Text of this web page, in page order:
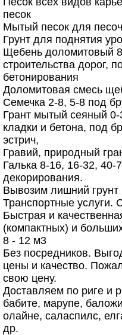
песок
Мытый песок для
Грунт для поднятия
Щебень доломитовый
строительства дорог,
бетонирования
Доломитовая смесь
Семечка 2-8, 5-8 под
Грант мытый сеяный
кладки и бетона, под
эстрич,
Гравий, природный
Галька 8-16, 16-32,
декорирования.
Вывозим лишний грунт
Транспортные
Быстрая и
(компактных) и
8 - 12 м3
Без посредников.
цены и качество.
свою цену.
Доставляем по риге и
бабите, марупе,
олайне, саласпилс,
др.